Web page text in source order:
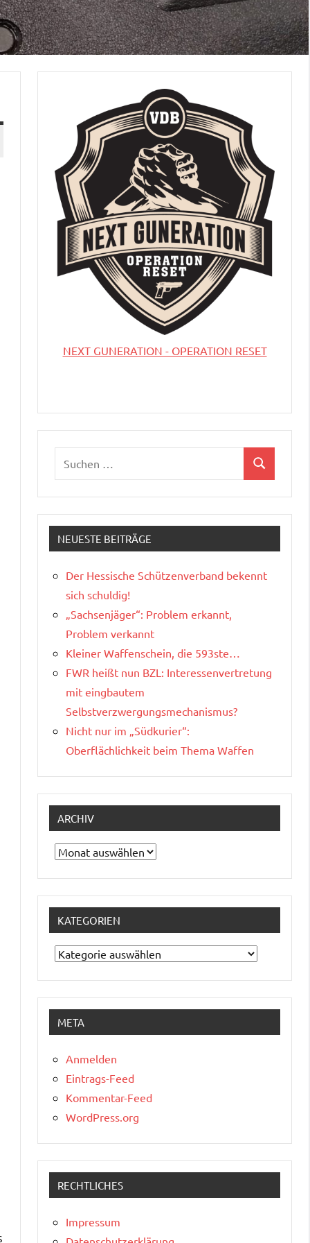
NEXT GUNERATION - OPERATION RESET
Suchen
nach:
Suchen
NEUESTE BEITRÄGE
Der Hessische Schützenverband bekennt
sich schuldig!
„Sachsenjäger“: Problem erkannt,
Problem verkannt
Kleiner Waffenschein, die 593ste…
FWR heißt nun BZL: Interessenvertretung
mit eingbautem
Selbstverzwergungsmechanismus?
Nicht nur im „Südkurier“:
Oberflächlichkeit beim Thema Waffen
ARCHIV
Archiv
KATEGORIEN
Kategorien
META
Anmelden
Eintrags-Feed
Kommentar-Feed
WordPress.org
RECHTLICHES
Impressum